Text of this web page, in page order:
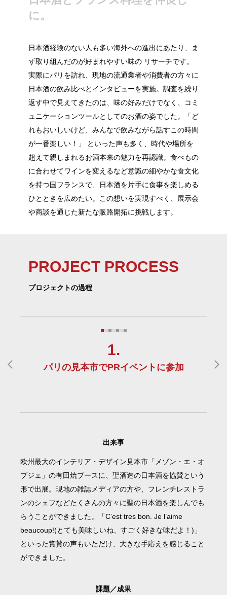
に。
日本酒経験のない人も多い海外への進出にあたり、ま
ず取り組んだのが好まれやすい味の リサーチです。
実際にパリを訪れ、現地の流通業者や消費者の方々に
日本酒の飲み比べとインタビューを実施。調査を繰り
返す中で見えてきたのは、味の好みだけでなく、コミ
ュニケーションツールとしてのお酒の姿でした。「ど
れもおいしいけど、みんなで飲みながら話すこの時間
が一番楽しい！」 といった声も多く、時代や場所を
超えて親しまれるお酒本来の魅力を再認識。食べもの
に合わせてワインを変えるなど意識の細やかな食文化
を持つ国フランスで、日本酒を片手に食事を楽しめる
ひとときを広めたい。この想いを実現すべく、展示会
や商談を通じた新たな販路開拓に挑戦します。
PROJECT PROCESS
プロジェクトの過程
1.
パリの見本市でPRイベントに参加
出来事
欧州最大のインテリア・デザイン見本市「メゾン・エ・オ
ブジェ」の有田焼ブースに、聖酒造の日本酒を協賛という
形で出展。現地の雑誌メディアの方や、フレンチレストラ
ンのシェフなどたくさんの方々に聖の日本酒を楽しんでも
らうことができました。「C’est tres bon. Je l’aime
beaucoup!(とても美味しいね、すごく好きな味だよ！)」
といった賞賛の声もいただけ、大きな手応えを感じること
ができました。
課題／成果